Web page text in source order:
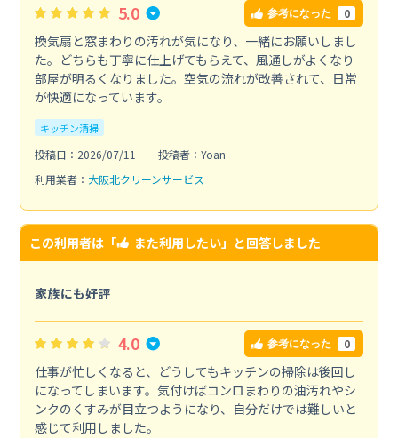
5.0 参考になった 0
換気扇と窓まわりの汚れが気になり、一緒にお願いしまし
た。どちらも丁寧に仕上げてもらえて、風通しがよくなり
部屋が明るくなりました。空気の流れが改善されて、日常
が快適になっています。
キッチン清掃
投稿日：2026/07/11
投稿者：Yoan
利用業者： 大阪北クリーンサービス
この利用者は「 また利用したい」と回答しました
家族にも好評
4.0 参考になった 0
仕事が忙しくなると、どうしてもキッチンの掃除は後回し
になってしまいます。気付けばコンロまわりの油汚れやシ
ンクのくすみが目立つようになり、自分だけでは難しいと
感じて利用しました。